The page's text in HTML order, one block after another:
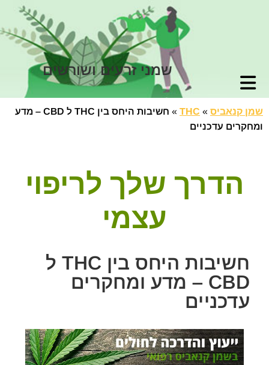
שמני זרעים ושורשים
שמן קנאביס »
THC
»
חשיבות היחס בין THC ל CBD – מדע
ומחקרים עדכניים
הדרך שלך לריפוי
עצמי
חשיבות היחס בין THC ל
CBD – מדע ומחקרים
עדכניים